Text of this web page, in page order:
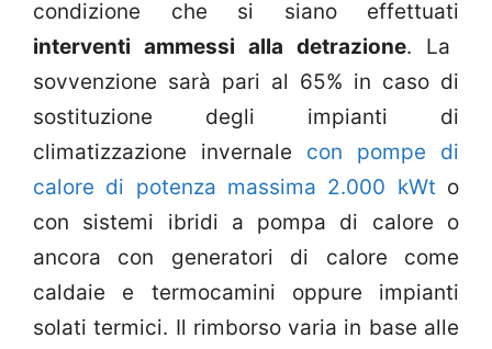
condizione che si siano effettuati
interventi ammessi alla detrazione. La
sovvenzione sarà pari al 65% in caso di
sostituzione degli impianti di
climatizzazione invernale con pompe di
calore di potenza massima 2.000 kWt o
con sistemi ibridi a pompa di calore o
ancora con generatori di calore come
caldaie e termocamini oppure impianti
solati termici. Il rimborso varia in base alle